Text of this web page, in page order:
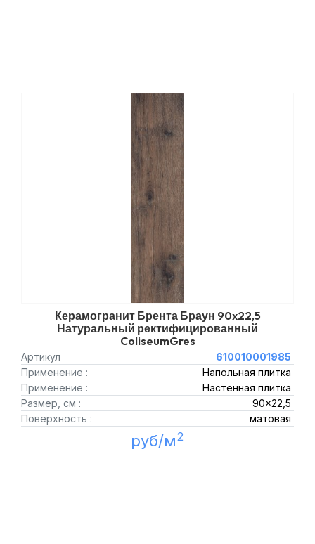
Керамогранит Брента Браун 90x22,5
Натуральный ректифицированный
ColiseumGres
Артикул
610010001985
Применение :
Напольная плитка
Применение :
Настенная плитка
Размер, см :
90x22,5
Поверхность :
матовая
руб/м2